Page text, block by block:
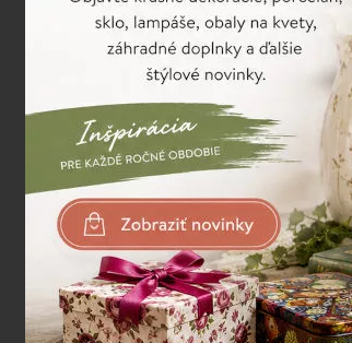
Svietnik, sklenený, vianočný,
azúrovohedý, 9x8 cm
3,27 €
6,54€
-50%